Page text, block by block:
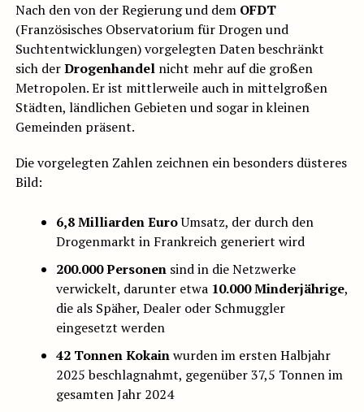
Nach den von der Regierung und dem OFDT
(Französisches Observatorium für Drogen und
Suchtentwicklungen) vorgelegten Daten beschränkt
sich derDrogenhandelnicht mehr auf die großen
Metropolen. Er ist mittlerweile auch in mittelgroßen
Städten, ländlichen Gebieten und sogar in kleinen
Gemeinden präsent.
Die vorgelegten Zahlen zeichnen ein besonders düsteres
Bild:
6,8 Milliarden EuroUmsatz, der durch den
Drogenmarkt in Frankreich generiert wird
200.000 Personensind in die Netzwerke
verwickelt, darunter etwa 10.000 Minderjährige,
die als Späher, Dealer oder Schmuggler
eingesetzt werden
42 Tonnen Kokainwurden im ersten Halbjahr
2025 beschlagnahmt, gegenüber 37,5 Tonnen im
gesamten Jahr 2024